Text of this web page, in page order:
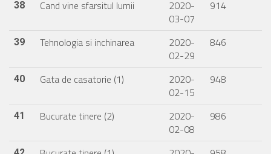
38 Cand vine sfarsitul lumii
2020-
03-07
914
39 Tehnologia si inchinarea
2020-
02-29
846
40 Gata de casatorie (1)
2020-
02-15
948
41 Bucurate tinere (2)
2020-
02-08
986